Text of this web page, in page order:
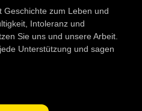
Geschichte zum Leben und
Intoleranz und
Sie uns und unsere Arbeit.
Unterstützung und sagen